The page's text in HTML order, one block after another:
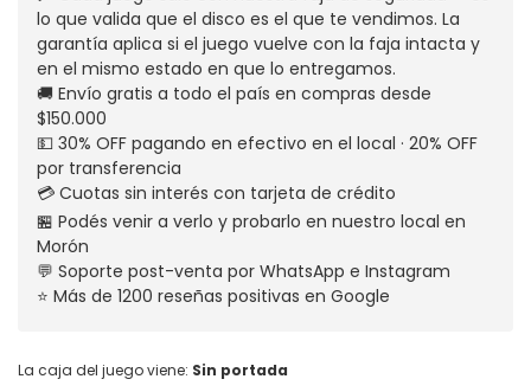
lo que valida que el disco es el que te vendimos. La
garantía aplica si el juego vuelve con la faja intacta y
en el mismo estado en que lo entregamos.
🚚 Envío gratis a todo el país en compras desde
$150.000
💵 30% OFF pagando en efectivo en el local · 20% OFF
por transferencia
💳 Cuotas sin interés con tarjeta de crédito
🏪 Podés venir a verlo y probarlo en nuestro local en
Morón
💬 Soporte post-venta por WhatsApp e Instagram
⭐ Más de 1200 reseñas positivas en Google
La caja del juego viene: Sin portada